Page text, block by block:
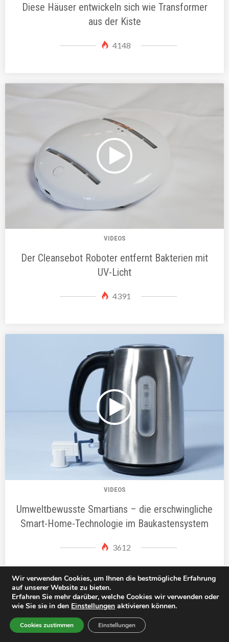
Diese Häuser entwickeln sich wie Transformer
aus der Kiste
4148
VIDEOS
Der Cleansebot Roboter entfernt Bakterien mit
UV-Licht
4391
VIDEOS
Umweltbewusste Smartians – die erschwingliche
Smart-Home-Technologie im Baukastensystem
3612
Wir verwenden Cookies, um Ihnen die bestmögliche Erfahrung
auf unserer Website zu bieten.
Erfahren Sie mehr darüber, welche Cookies wir verwenden oder
wie Sie sie in den Einstellungen aktivieren können.
Cookies zustimmen Einstellungen